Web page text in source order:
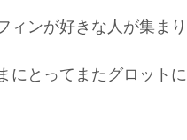
ィンが好きな人が集ま
にとってまたグロット